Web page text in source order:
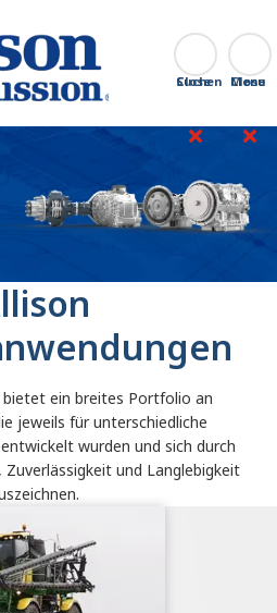
Suchen
Close
bietet ein breites Portfolio an
jeweils für unterschiedliche
wurden und sich durch
und Langlebigkeit